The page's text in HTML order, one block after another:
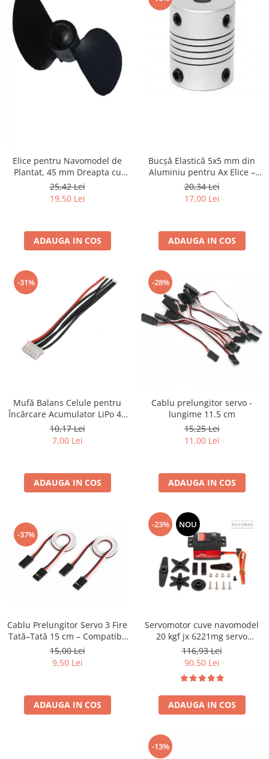
Textile
Textile camera
USB
Uscatoare de par
Elice pentru Navomodel de
Plantat, 45 mm Dreapta cu
Filet M4 – Design cu Două
Pale și Vârf Rotund
25,42 Lei
19,50 Lei
ADAUGA IN COS
Bucșă Elastică 5x5 mm din
Aluminiu pentru Ax Elice –
Soluție Versatilă și Durabilă
20,34 Lei
17,00 Lei
ADAUGA IN COS
-31%
Mufă Balans Celule pentru
Încărcare Acumulator LiPo 4S
– Compatibilă cu Imax B6,
Conector JST-XH, Cablu
22AWG 20cm
10,17 Lei
7,00 Lei
ADAUGA IN COS
-28%
Cablu prelungitor servo -
lungime 11.5 cm
15,25 Lei
11,00 Lei
ADAUGA IN COS
-37%
Cablu Prelungitor Servo 3 Fire
Tată–Tată 15 cm – Compatibil
RC și Navomodele
15,00 Lei
9,50 Lei
ADAUGA IN COS
-23% NOU
Servomotor cuve navomodel
20 kgf jx 6221mg servo
accesorii incluse
116,93 Lei
90,50 Lei
ADAUGA IN COS
-13%